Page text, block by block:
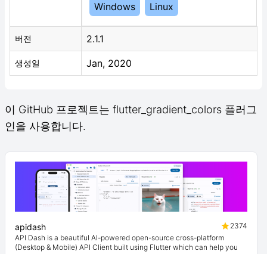
Windows Linux
버전 2.1.1
생성일 Jan, 2020
이 GitHub 프로젝트는 flutter_gradient_colors 플러그
인을 사용합니다.
apidash
2374
API Dash is a beautiful AI-powered open-source cross-platform
(Desktop & Mobile) API Client built using Flutter which can help you